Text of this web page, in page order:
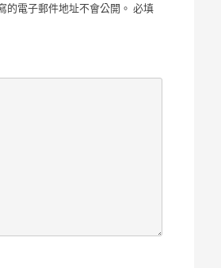
的電子郵件地址不會公開。 必填